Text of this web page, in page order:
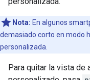
Nota: En algunos
demasiado corto en modo
personalizada.
Para quitar la vista